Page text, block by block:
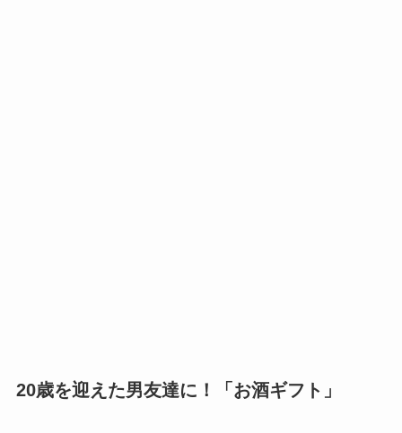
20歳を迎えた男友達に！「お酒ギフト」